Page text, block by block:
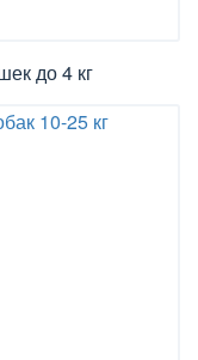
до 4 кг